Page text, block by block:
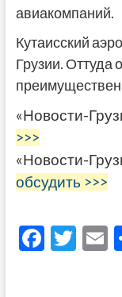
авиакомпаний.
Кутаисский
Грузии. Оттуда
«Новости-
>>>
«Новости-
обсудить >>>
F T E